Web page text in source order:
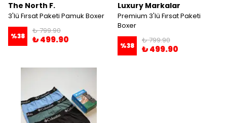
The North F.
3'lü Fırsat Paketi Pamuk Boxer
%38
₺ 799.90
₺ 499.90
Luxury Markalar
Premium 3'lü Fırsat Paketi
Boxer
%38
₺ 799.90
₺ 499.90